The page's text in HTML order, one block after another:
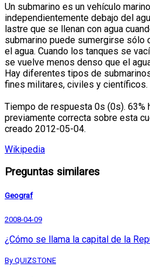
Un submarino es un vehículo
independientemente debajo del
lastre que se llenan con agua
submarino puede sumergirse sólo
el agua. Cuando los tanques se
se vuelve menos denso que el
Hay diferentes tipos de
fines militares, civiles y científicos.
Tiempo de respuesta 0s (0s). 63%
previamente correcta sobre esta
creado 2012-05-04.
Wikipedia
Preguntas similares
Geograf
2008-04-09
¿Cómo se llama la capital de la
By QUIZSTONE